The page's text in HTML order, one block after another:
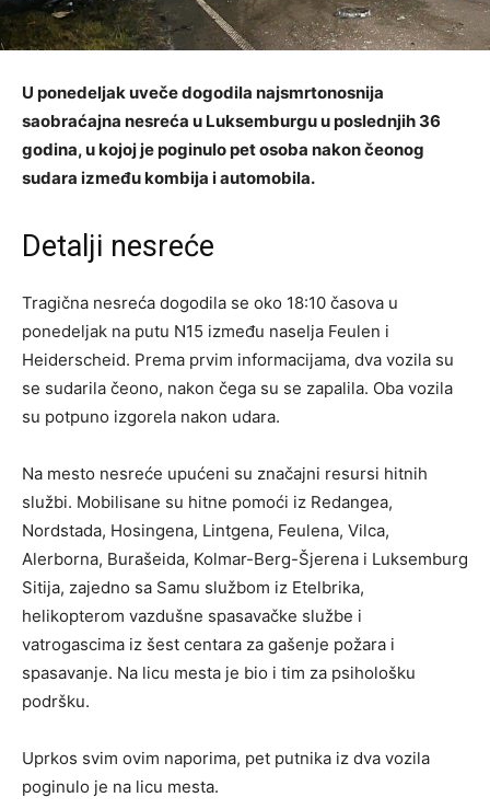
U ponedeljak uveče dogodila najsmrtonosnija
saobraćajna nesreća u Luksemburgu u poslednjih 36
godina, u kojoj je poginulo pet osoba nakon čeonog
sudara između kombija i automobila.
Detalji nesreće
Tragična nesreća dogodila se oko 18:10 časova u
ponedeljak na putu N15 između naselja Feulen i
Heiderscheid. Prema prvim informacijama, dva vozila su
se sudarila čeono, nakon čega su se zapalila. Oba vozila
su potpuno izgorela nakon udara.
Na mesto nesreće upućeni su značajni resursi hitnih
službi. Mobilisane su hitne pomoći iz Redangea,
Nordstada, Hosingena, Lintgena, Feulena, Vilca,
Alerborna, Burašeida, Kolmar-Berg-Šjerena i Luksemburg
Sitija, zajedno sa Samu službom iz Etelbrika,
helikopterom vazdušne spasavačke službe i
vatrogascima iz šest centara za gašenje požara i
spasavanje. Na licu mesta je bio i tim za psihološku
podršku.
Uprkos svim ovim naporima, pet putnika iz dva vozila
poginulo je na licu mesta.